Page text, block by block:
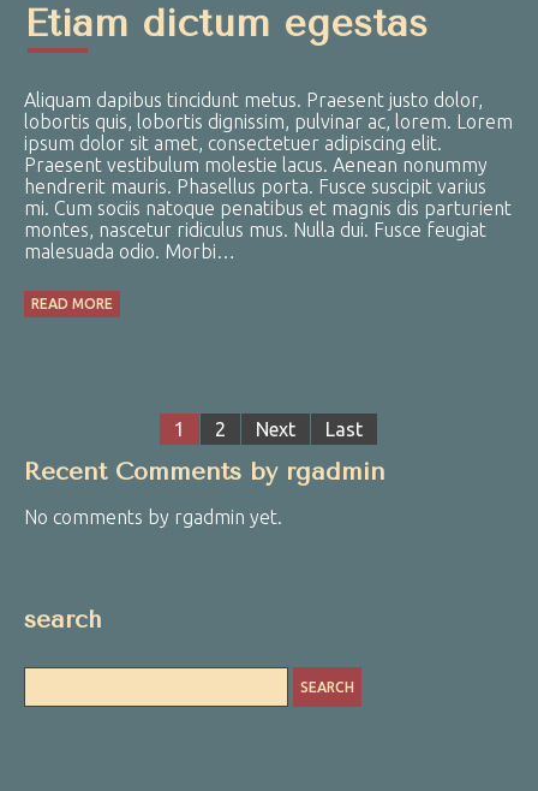
Etiam dictum egestas
Aliquam dapibus tincidunt metus. Praesent justo dolor,
lobortis quis, lobortis dignissim, pulvinar ac, lorem. Lorem
ipsum dolor sit amet, consectetuer adipiscing elit.
Praesent vestibulum molestie lacus. Aenean nonummy
hendrerit mauris. Phasellus porta. Fusce suscipit varius
mi. Cum sociis natoque penatibus et magnis dis parturient
montes, nascetur ridiculus mus. Nulla dui. Fusce feugiat
malesuada odio. Morbi…
READ MORE
1 2 Next Last
Recent Comments by rgadmin
No comments by rgadmin yet.
search